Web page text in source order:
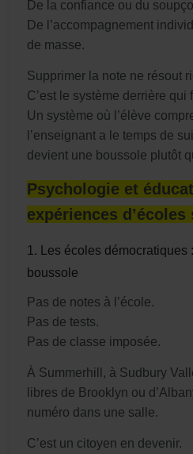
De la confiance ou du
De l’accompagnement
de masse.
Supprimer la note ne résout
C’est le système derrière qui
Un système où l’élève
l’enseignant a le temps de
devient une boussole plutôt
Psychologie et
expériences d’écoles
1. Les écoles démocratiques
boussole
Pas de notes à l’école.
Pas de tests.
Pas de classe imposée.
À Summerhill, à Sudbury
libres de Brooklyn ou
numéro dans une salle.
C’est un citoyen en devenir.